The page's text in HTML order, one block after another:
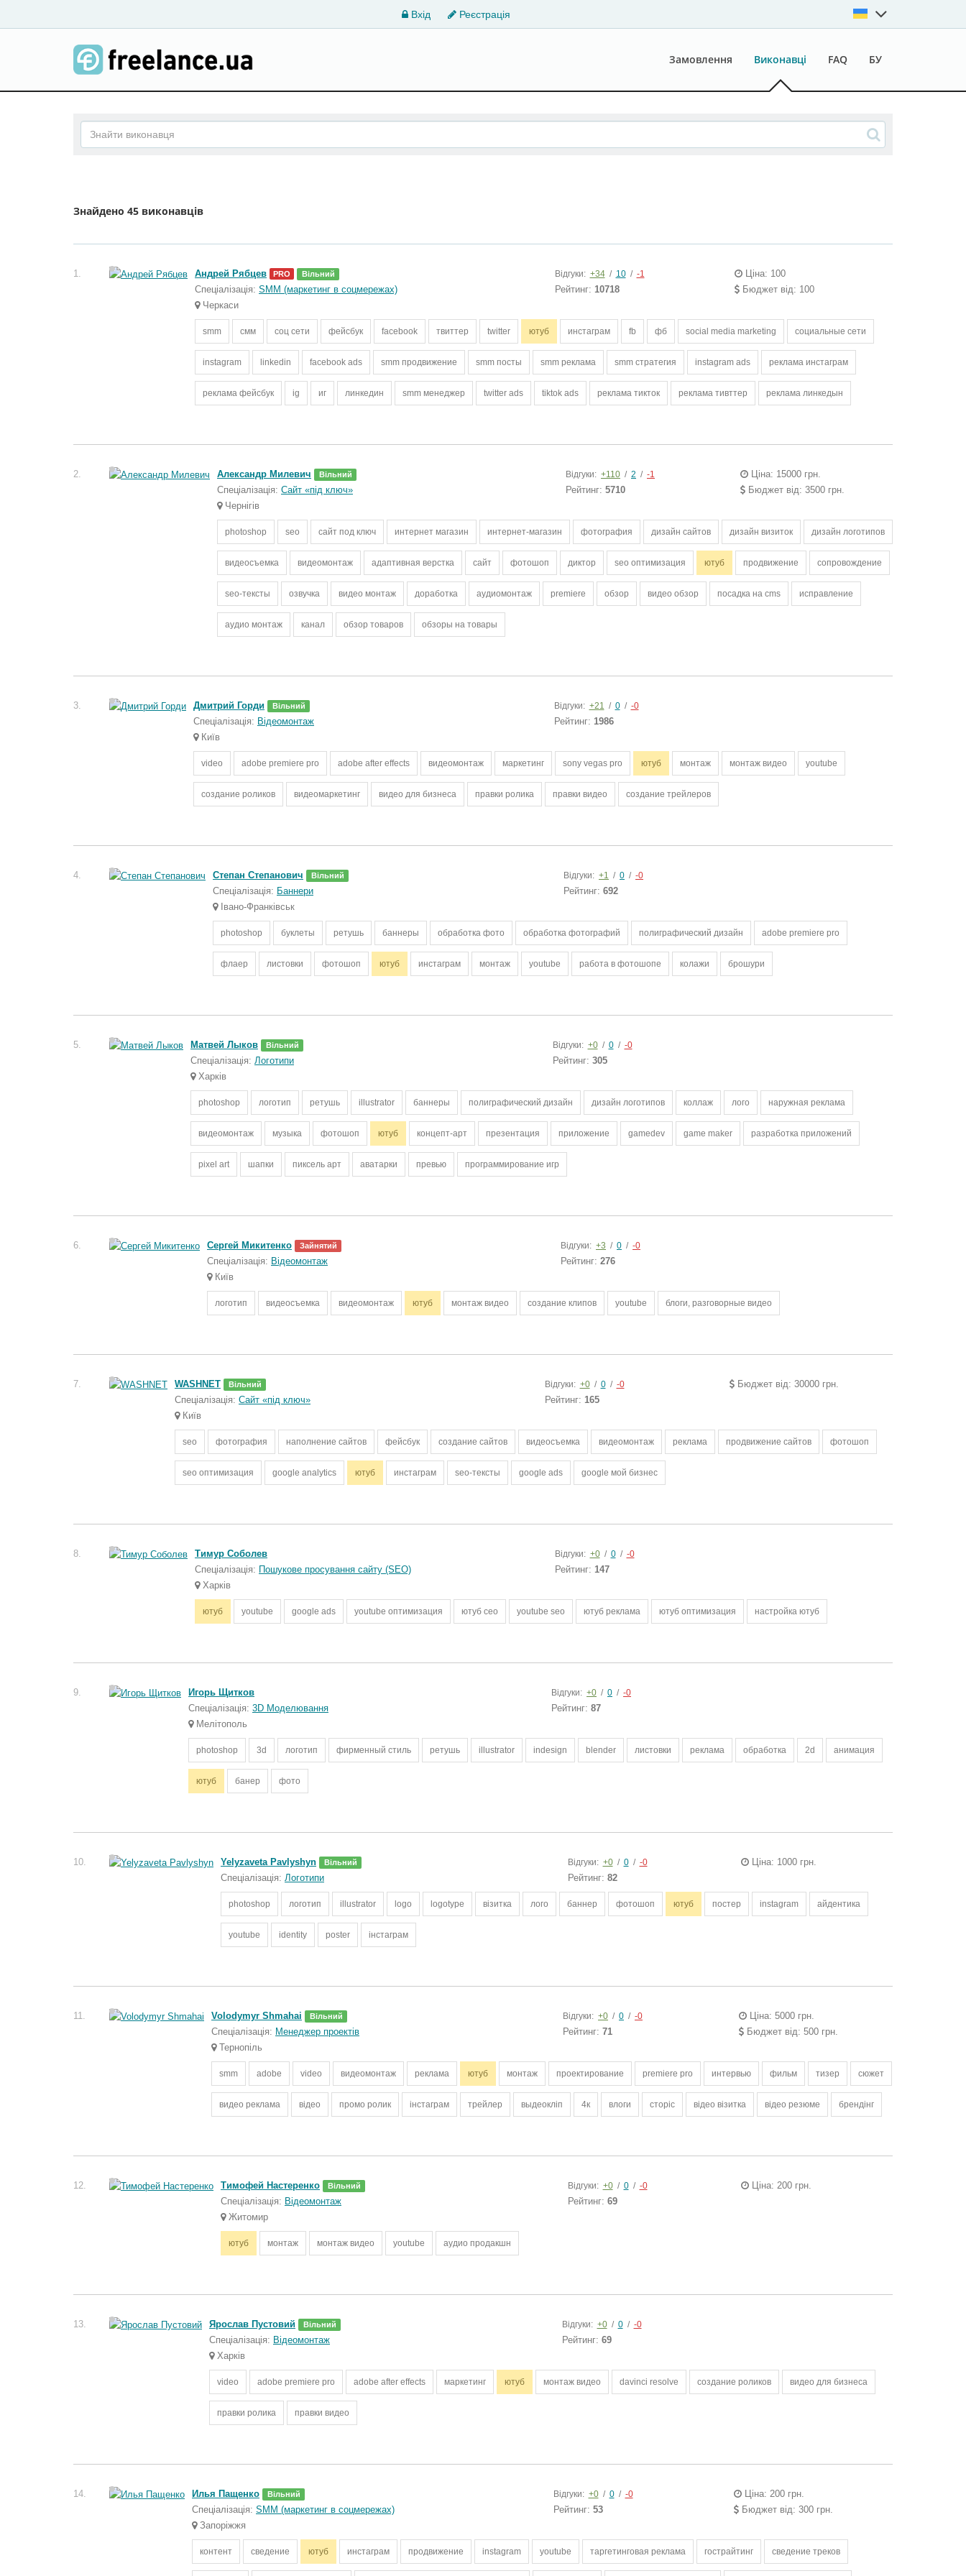
Вхід Реєстрація
Замовлення Виконавці FAQ БУ
Знайдено 45 виконавців
1. Андрей Рябцев PRO Вільний
Спеціалізація: SMM (маркетинг в соцмережах)
Черкаси
Відгуки: +34 / 10 / -1
Рейтинг: 10718
Ціна: 100
Бюджет від: 100
smm смм соц сети фейсбук facebook твиттер twitter ютуб инстаграм fb фб social media marketing социальные сети
instagram linkedin facebook ads smm продвижение smm посты smm реклама smm стратегия instagram ads реклама инстаграм
реклама фейсбук ig иг линкедин smm менеджер twitter ads tiktok ads реклама тикток реклама тивттер реклама линкедын
2. Александр Милевич Вільний
Спеціалізація: Сайт «під ключ»
Чернігів
Відгуки: +110 / 2 / -1
Рейтинг: 5710
Ціна: 15000 грн.
Бюджет від: 3500 грн.
photoshop seo сайт под ключ интернет магазин интернет-магазин фотография дизайн сайтов дизайн визиток дизайн логотипов
видеосъемка видеомонтаж адаптивная верстка сайт фотошоп диктор seo оптимизация ютуб продвижение сопровождение
seo-тексты озвучка видео монтаж доработка аудиомонтаж premiere обзор видео обзор посадка на cms исправление
аудио монтаж канал обзор товаров обзоры на товары
3. Дмитрий Горди Вільний
Спеціалізація: Відеомонтаж
Київ
Відгуки: +21 / 0 / -0
Рейтинг: 1986
video adobe premiere pro adobe after effects видеомонтаж маркетинг sony vegas pro ютуб монтаж монтаж видео youtube
создание роликов видеомаркетинг видео для бизнеса правки ролика правки видео создание трейлеров
4. Степан Степанович Вільний
Спеціалізація: Баннери
Івано-Франківськ
Відгуки: +1 / 0 / -0
Рейтинг: 692
photoshop буклеты ретушь баннеры обработка фото обработка фотографий полиграфический дизайн adobe premiere pro
флаер листовки фотошоп ютуб инстаграм монтаж youtube работа в фотошопе колажи брошури
5. Матвей Лыков Вільний
Спеціалізація: Логотипи
Харків
Відгуки: +0 / 0 / -0
Рейтинг: 305
photoshop логотип ретушь illustrator баннеры полиграфический дизайн дизайн логотипов коллаж лого наружная реклама
видеомонтаж музыка фотошоп ютуб концепт-арт презентация приложение gamedev game maker разработка приложений
pixel art шапки пиксель арт аватарки превью программирование игр
6. Сергей Микитенко Зайнятий
Спеціалізація: Відеомонтаж
Київ
Відгуки: +3 / 0 / -0
Рейтинг: 276
логотип видеосъемка видеомонтаж ютуб монтаж видео создание клипов youtube блоги, разговорные видео
7. WASHNET Вільний
Спеціалізація: Сайт «під ключ»
Київ
Відгуки: +0 / 0 / -0
Рейтинг: 165
Бюджет від: 30000 грн.
seo фотография наполнение сайтов фейсбук создание сайтов видеосъемка видеомонтаж реклама продвижение сайтов фотошоп
seo оптимизация google analytics ютуб инстаграм seo-тексты google ads google мой бизнес
8.
Тимур Соболев
Спеціалізація: Пошукове просування сайту (SEO)
Харків
Відгуки: +0 / 0 / -0
Рейтинг: 147
ютуб youtube google ads youtube оптимизация ютуб сео youtube seo ютуб реклама ютуб оптимизация настройка ютуб
9.
Игорь Щитков
Спеціалізація: 3D Моделювання
Мелітополь
Відгуки: +0 / 0 / -0
Рейтинг: 87
photoshop 3d логотип фирменный стиль ретушь illustrator indesign blender листовки реклама обработка 2d анимация
ютуб банер фото
10. Yelyzaveta Pavlyshyn Вільний
Спеціалізація: Логотипи
Відгуки: +0 / 0 / -0
Рейтинг: 82
Ціна: 1000 грн.
photoshop логотип illustrator logo logotype візитка лого баннер фотошоп ютуб постер instagram айдентика
youtube identity poster інстаграм
11. Volodymyr Shmahai Вільний
Спеціалізація: Менеджер проектів
Тернопіль
Відгуки: +0 / 0 / -0
Рейтинг: 71
Ціна: 5000 грн.
Бюджет від: 500 грн.
smm adobe video видеомонтаж реклама ютуб монтаж проектирование premiere pro интервью фильм тизер сюжет
видео реклама відео промо ролик інстаграм трейлер выдеокліп 4к влоги сторіс відео візитка відео резюме брендінг
12. Тимофей Настеренко Вільний
Спеціалізація: Відеомонтаж
Житомир
Відгуки: +0 / 0 / -0
Рейтинг: 69
Ціна: 200 грн.
ютуб монтаж монтаж видео youtube аудио продакшн
13. Ярослав Пустовий Вільний
Спеціалізація: Відеомонтаж
Харків
Відгуки: +0 / 0 / -0
Рейтинг: 69
video adobe premiere pro adobe after effects маркетинг ютуб монтаж видео davinci resolve создание роликов видео для бизнеса
правки ролика правки видео
14. Илья Пащенко Вільний
Спеціалізація: SMM (маркетинг в соцмережах)
Запоріжжя
Відгуки: +0 / 0 / -0
Рейтинг: 53
Ціна: 200 грн.
Бюджет від: 300 грн.
контент сведение ютуб инстаграм продвижение instagram youtube таргетинговая реклама гострайтинг сведение треков